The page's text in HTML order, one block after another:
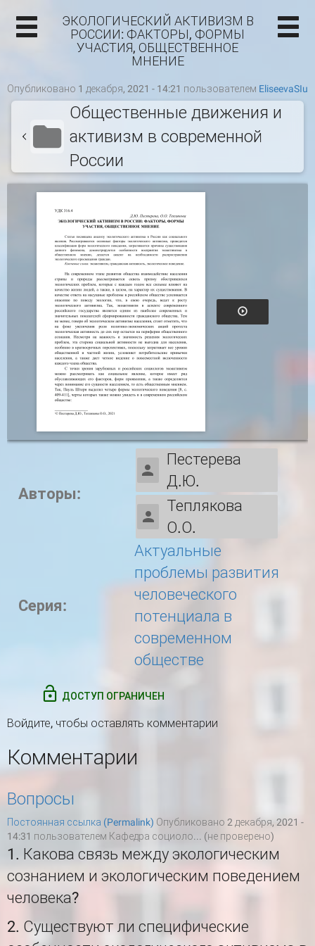
ЭКОЛОГИЧЕСКИЙ АКТИВИЗМ В
РОССИИ: ФАКТОРЫ, ФОРМЫ
УЧАСТИЯ, ОБЩЕСТВЕННОЕ
МНЕНИЕ
Опубликовано 1 декабря, 2021 - 14:21 пользователем EliseevaSIu
Общественные движения и
активизм в современной
России
Авторы:
Пестерева
Д.Ю.
Теплякова
О.О.
Серия:
Актуальные
проблемы развития
человеческого
потенциала в
современном
обществе
ДОСТУП ОГРАНИЧЕН
Войдите, чтобы оставлять комментарии
Комментарии
Вопросы
Постоянная ссылка (Permalink) Опубликовано 2 декабря, 2021 -
14:31 пользователем Кафедра социоло... (не проверено)
1. Какова связь между экологическим
сознанием и экологическим поведением
человека?
2. Существуют ли специфические